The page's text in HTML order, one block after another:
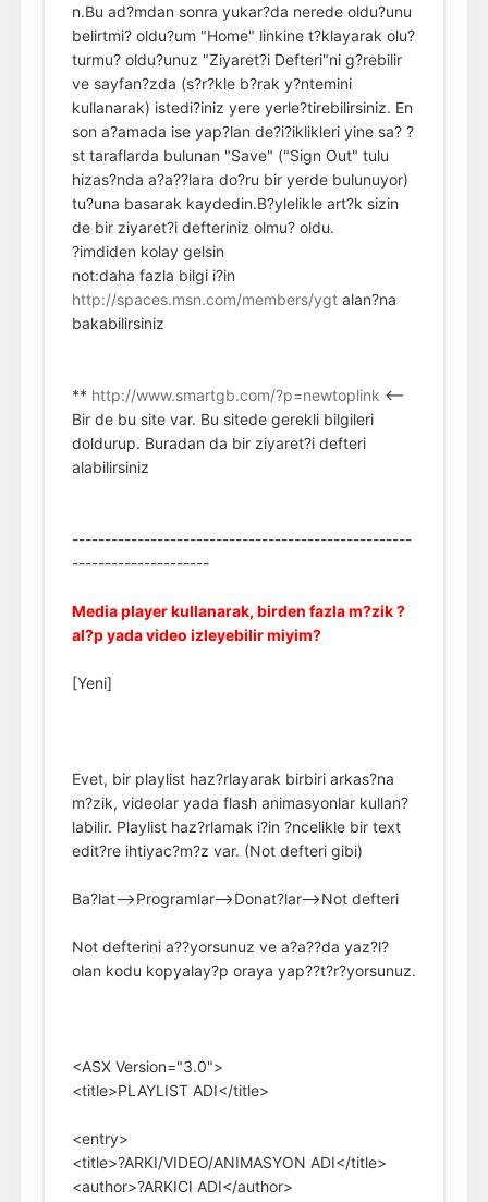
n.Bu ad?mdan sonra yukar?da nerede oldu?unu
belirtmi? oldu?um "Home" linkine t?klayarak olu?
turmu? oldu?unuz "Ziyaret?i Defteri"ni g?rebilir
ve sayfan?zda (s?r?kle b?rak y?ntemini
kullanarak) istedi?iniz yere yerle?tirebilirsiniz. En
son a?amada ise yap?lan de?i?iklikleri yine sa? ?
st taraflarda bulunan "Save" ("Sign Out" tulu
hizas?nda a?a??lara do?ru bir yerde bulunuyor)
tu?una basarak kaydedin.B?ylelikle art?k sizin
de bir ziyaret?i defteriniz olmu? oldu.
?imdiden kolay gelsin
not:daha fazla bilgi i?in
http://spaces.msn.com/members/ygtalan?na
bakabilirsiniz
** http://www.smartgb.com/?p=newtoplink <--
Bir de bu site var. Bu sitede gerekli bilgileri
doldurup. Buradan da bir ziyaret?i defteri
alabilirsiniz
----------------------------------------------------
---------------------
Media player kullanarak, birden fazla m?zik ?
al?p yada video izleyebilir miyim?
[Yeni]
Evet, bir playlist haz?rlayarak birbiri arkas?na
m?zik, videolar yada flash animasyonlar kullan?
labilir. Playlist haz?rlamak i?in ?ncelikle bir text
edit?re ihtiyac?m?z var. (Not defteri gibi)
Ba?lat-->Programlar-->Donat?lar-->Not defteri
Not defterini a??yorsunuz ve a?a??da yaz?l?
olan kodu kopyalay?p oraya yap??t?r?yorsunuz.
<ASX Version="3.0">
<title>PLAYLIST ADI</title>
<entry>
<title>?ARKI/VIDEO/ANIMASYON ADI</title>
<author>?ARKICI ADI</author>